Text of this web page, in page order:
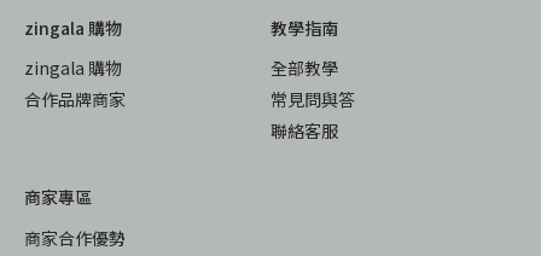
zingala 購物
zingala 購物
合作品牌商家
教學指南
全部教學
常見問與答
聯絡客服
商家專區
商家合作優勢